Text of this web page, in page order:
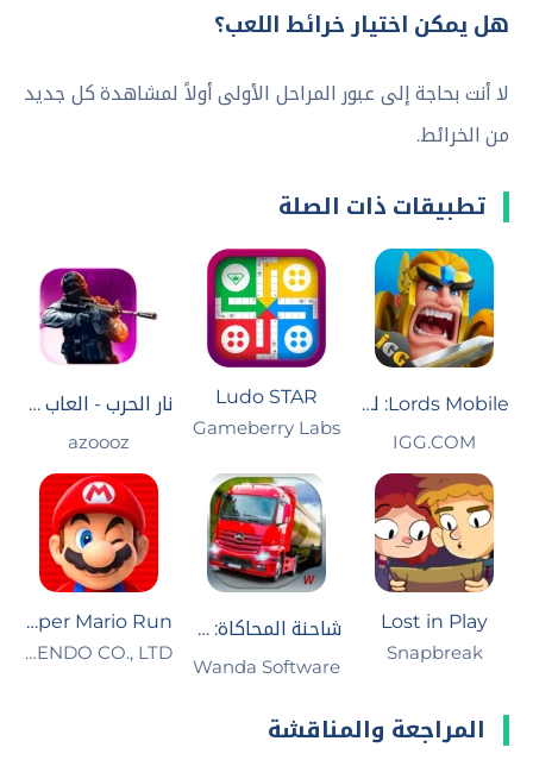
هل يمكن اختيار خرائط اللعب؟
لا أنت بحاجة إلى عبور المراحل الأولى أولاً لمشاهدة كل جديد
من الخرائط.
تطبيقات ذات الصلة
Lords Mobile: لوردس موبايل
IGG.COM‏
Ludo STAR
Gameberry Labs
نار الحرب - العاب حرب بدون نت
azoooz
Lost in Play
Snapbreak‏
شاحنة المحاكاة: أوروبا 2
Wanda Software‏
Super Mario Run
NINTENDO CO., LTD.
المراجعة والمناقشة